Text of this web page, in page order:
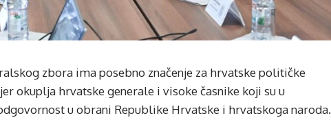
zbora ima posebno značenje za hrvatske političke
okuplja hrvatske generale i visoke časnike koji su u
u obrani Republike Hrvatske i hrvatskoga naroda.